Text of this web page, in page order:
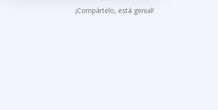
¡Compártelo, está genial!